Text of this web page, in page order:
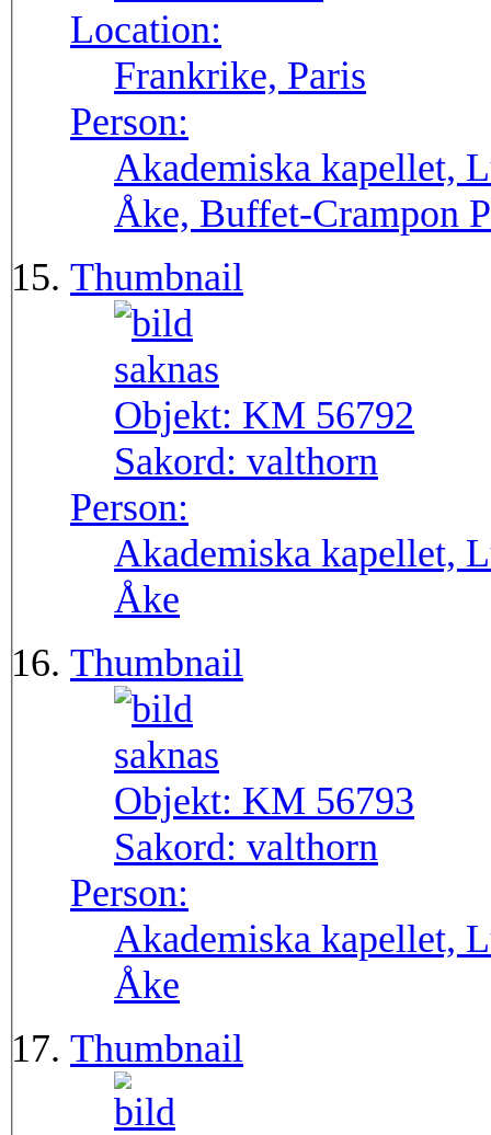
Location:
Frankrike, Paris
Person:
Akademiska kapellet,
Åke, Buffet-Crampon
Thumbnail
Objekt: KM 56792
Sakord: valthorn
Person:
Akademiska kapellet,
Åke
Thumbnail
Objekt: KM 56793
Sakord: valthorn
Person:
Akademiska kapellet,
Åke
Thumbnail